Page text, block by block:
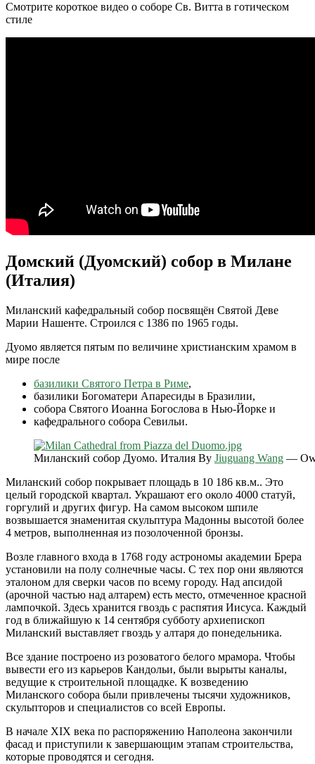
Смотрите короткое видео о соборе Св. Витта в готическом
стиле
Домский (Дуомский) собор в Милане
(Италия)
Миланский кафедральный собор посвящён Святой Деве
Марии Нашенте. Строился с 1386 по 1965 годы.
Дуомо является пятым по величине христианским храмом в
мире после
базилики Святого Петра в Риме,
базилики Богоматери Апаресиды в Бразилии,
собора Святого Иоанна Богослова в Нью-Йорке и
кафедрального собора Севильи.
Миланский собор Дуомо. Италия By Jiuguang Wang —
Миланский собор покрывает площадь в 10 186 кв.м.. Это
целый городской квартал. Украшают его около 4000 статуй,
горгулий и других фигур. На самом высоком шпиле
возвышается знаменитая скульптура Мадонны высотой более
4 метров, выполненная из позолоченной бронзы.
Возле главного входа в 1768 году астрономы академии Брера
установили на полу солнечные часы. С тех пор они являются
эталоном для сверки часов по всему городу. Над апсидой
(арочной частью над алтарем) есть место, отмеченное красной
лампочкой. Здесь хранится гвоздь с распятия Иисуса. Каждый
год в ближайшую к 14 сентября субботу архиепископ
Миланский выставляет гвоздь у алтаря до понедельника.
Все здание построено из розоватого белого мрамора. Чтобы
вывести его из карьеров Кандольи, были вырыты каналы,
ведущие к строительной площадке. К возведению
Миланского собора были привлечены тысячи художников,
скульпторов и специалистов со всей Европы.
В начале XIX века по распоряжению Наполеона закончили
фасад и приступили к завершающим этапам строительства,
которые проводятся и сегодня.